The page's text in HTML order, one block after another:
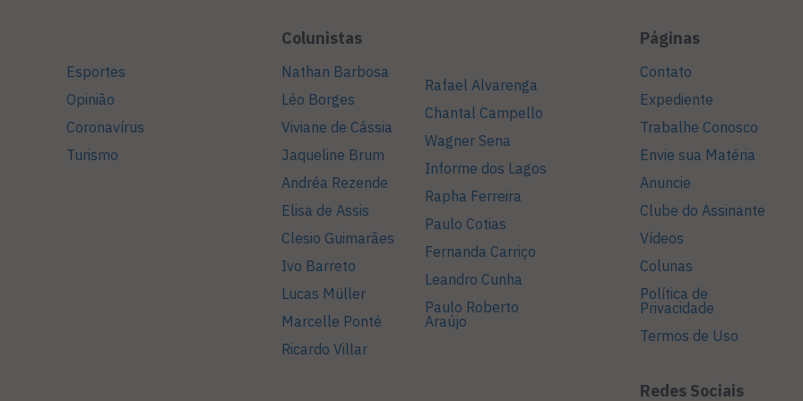
Esportes
Opinião
Coronavírus
Turismo
Colunistas
Nathan Barbosa
Léo Borges
Viviane de Cássia
Jaqueline Brum
Andréa Rezende
Elisa de Assis
Clesio Guimarães
Ivo Barreto
Lucas Müller
Marcelle Ponté
Ricardo Villar
Rafael Alvarenga
Chantal Campello
Wagner Sena
Informe dos Lagos
Rapha Ferreira
Paulo Cotias
Fernanda Carriço
Leandro Cunha
Paulo Roberto
Araújo
Páginas
Contato
Expediente
Trabalhe Conosco
Envie sua Matéria
Anuncie
Clube do Assinante
Vídeos
Colunas
Política de
Privacidade
Termos de Uso
Redes Sociais